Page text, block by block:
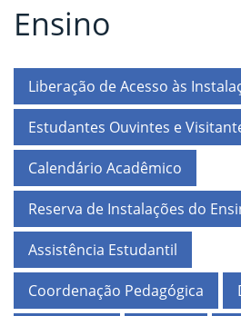
Fim da navegação
Início do conteúdo
Ensino
Liberação de Acesso às
Estudantes Ouvintes e
Calendário Acadêmico
Reserva de Instalações do
Assistência Estudantil
Coordenação Pedagógica